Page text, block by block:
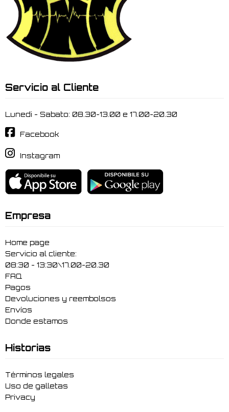
Servicio al Cliente
Lunedi - Sabato: 08.30-13.00 e 17.00-20.30
Facebook
Instagram
Empresa
Home page
Servicio al cliente:
08:30 - 13:30\17.00-20.30
FAQ
Pagos
Devoluciones y reembolsos
Envíos
Donde estamos
Historias
Términos legales
Uso de galletas
Privacy